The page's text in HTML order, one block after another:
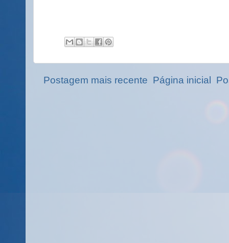
Postagem mais recente Página inicial